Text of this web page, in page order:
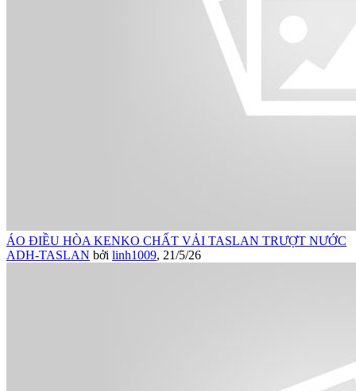
ÁO ĐIỀU HÒA KENKO CHẤT VẢI TASLAN TRƯỢT NƯỚC
ADH-TASLAN bởi linh1009, 21/5/26